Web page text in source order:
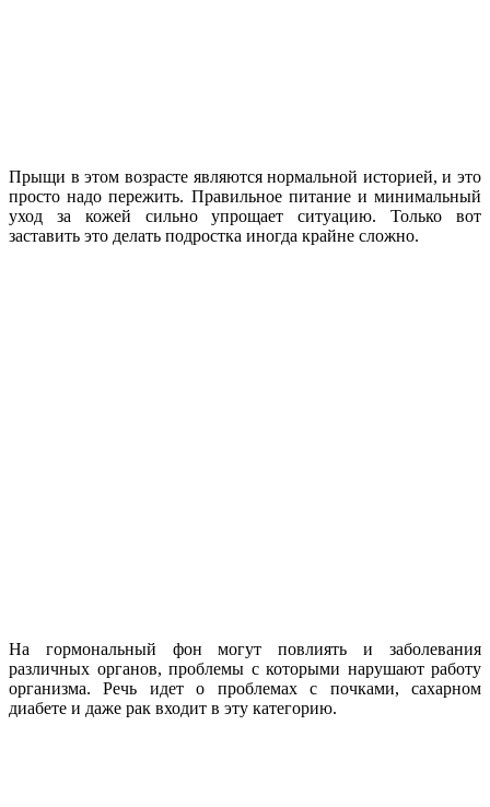
Прыщи в этом возрасте являются нормальной историей, и это
просто надо пережить. Правильное питание и минимальный
уход за кожей сильно упрощает ситуацию. Только вот
заставить это делать подростка иногда крайне сложно.
На гормональный фон могут повлиять и заболевания
различных органов, проблемы с которыми нарушают работу
организма. Речь идет о проблемах с почками, сахарном
диабете и даже рак входит в эту категорию.